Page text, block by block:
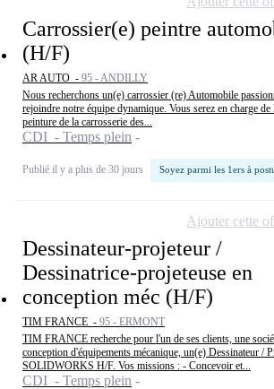
Carrossier(e) peintre
(H/F)
AR AUTO - 95 - ANDILLY
Nous recherchons un(e) carrossier (re) Automobile
rejoindre notre équipe dynamique. Vous serez en charge de
peinture de la carrosserie des...
CDI - Temps plein
Publié il y a plus de 30 jours Soyez parmi les 1ers à
Dessinateur-projeteur /
Dessinatrice-projeteuse en
conception méc (H/F)
TIM FRANCE - 95 - ERMONT
TIM FRANCE recherche pour l'un de ses clients, une
conception d'équipements mécanique, un(e) Dessinateur /
SOLIDWORKS H/F. Vos missions : - Concevoir et...
CDI - Temps plein
Ajouter cette